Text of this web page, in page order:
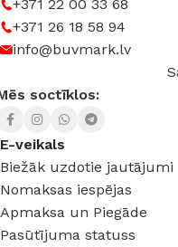
+371 22 00 33 68
+371 26 18 58 94
info@buvmark.lv
soctīklos:
E-veikals
Biežāk uzdotie jautājumi
Nomaksas iespējas
Apmaksa un Piegāde
Pasūtījuma statuss